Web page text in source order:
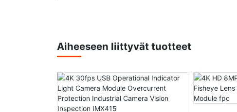
Aiheeseen liittyvät tuotteet